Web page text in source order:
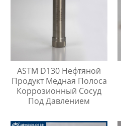
ASTM D130 Нефтяной
Продукт Медная Полоса
Коррозионный Сосуд
Под Давлением